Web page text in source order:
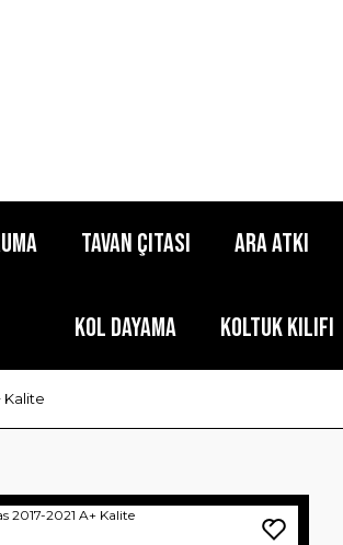
Tavan Çıtası Ara Atkı
Kol Dayama Koltuk Kılıfı
Kalite